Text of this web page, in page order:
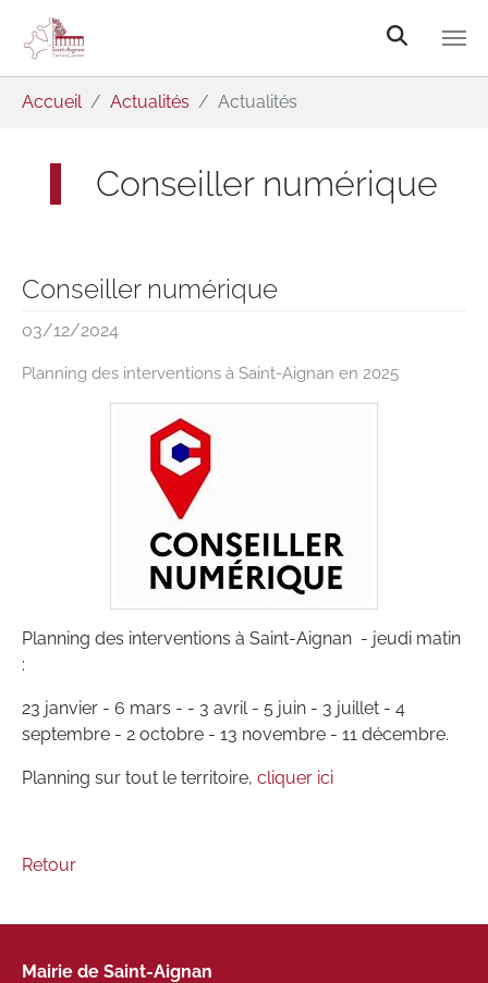
Accueil Actualités Actualités
Conseiller numérique
Conseiller numérique
03/12/2024
Planning des interventions à Saint-Aignan en 2025
Planning des interventions à Saint-Aignan - jeudi matin
:
23 janvier - 6 mars - - 3 avril - 5 juin - 3 juillet - 4
septembre - 2 octobre - 13 novembre - 11 décembre.
Planning sur tout le territoire, cliquer ici
Retour
Mairie de Saint-Aignan